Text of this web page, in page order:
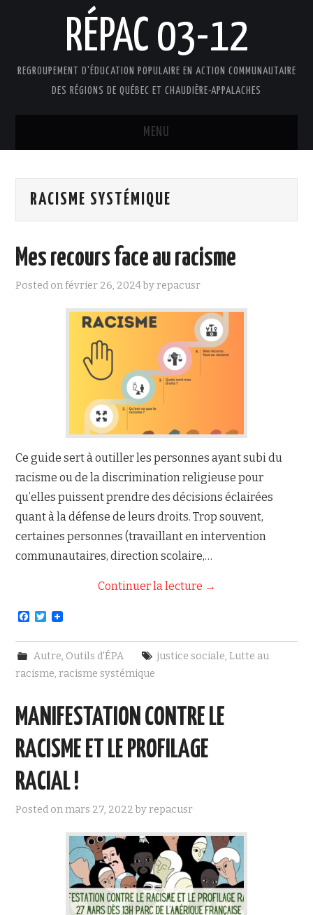
RÉPAC 03-12
REGROUPEMENT D'ÉDUCATION POPULAIRE EN ACTION COMMUNAUTAIRE
DES RÉGIONS DE QUÉBEC ET CHAUDIÈRE-APPALACHES
MENU
PRÉSENTATION
FAIRE UN DON !
NOUS JOINDRE
RACISME SYSTÉMIQUE
Mes recours face au racisme
Posted onfévrier 26, 2024byrepacusr
Ce guide sert à outiller les personnes ayant subi du
racisme ou de la discrimination religieuse pour
qu’elles puissent prendre des décisions éclairées
quant à la défense de leurs droits. Trop souvent,
certaines personnes (travaillant en intervention
communautaires, direction scolaire,…
Continuer la lecture →
F
c
b
o
T
i
t
t
e
Autre, Outils d'ÉPA justice sociale, Lutte au
racisme,racisme systémique
MANIFESTATION CONTRE LE
RACISME ET LE PROFILAGE
RACIAL !
Posted onmars 27, 2022 byrepacusr